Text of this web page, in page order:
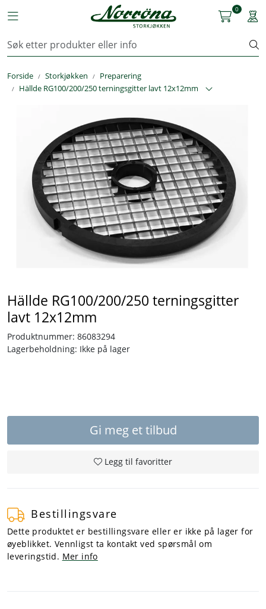
Toggle navigation
0
Forside Storkjøkken
Preparering
Hällde RG100/200/250 terningsgitter lavt 12x12mm
Hällde RG100/200/250 terningsgitter
lavt 12x12mm
Produktnummer: 86083294
Lagerbeholdning: Ikke på lager
Gi meg et tilbud
Legg til favoritter
Bestillingsvare
Dette produktet er bestillingsvare eller er ikke på lager for
øyeblikket. Vennligst ta kontakt ved spørsmål om
leveringstid. Mer info
Kjøkkenutstyr
Storkjøkken
Arbeidstøy
Reservedeler
Service
Tjenester